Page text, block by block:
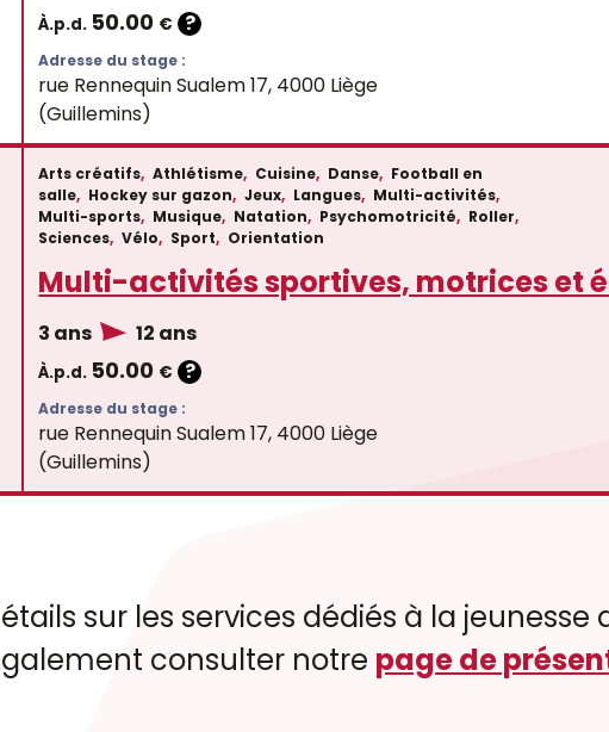
À.p.d. 50.00 € ?
Adresse du stage :
rue Rennequin Sualem 17, 4000 Liège
(Guillemins)
Arts créatifs, Athlétisme, Cuisine, Danse, Football en
salle, Hockey sur gazon, Jeux, Langues, Multi-activités,
Multi-sports, Musique, Natation, Psychomotricité, Roller,
Sciences, Vélo, Sport, Orientation
Multi-activités sportives, motrices et
3 ans 12 ans
À.p.d. 50.00 € ?
Adresse du stage :
rue Rennequin Sualem 17, 4000 Liège
(Guillemins)
sur les services dédiés à la jeunesse
consulter notre page de